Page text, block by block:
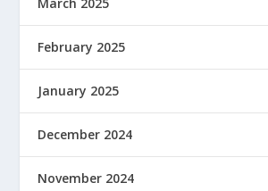
March 2025
February 2025
January 2025
December 2024
November 2024